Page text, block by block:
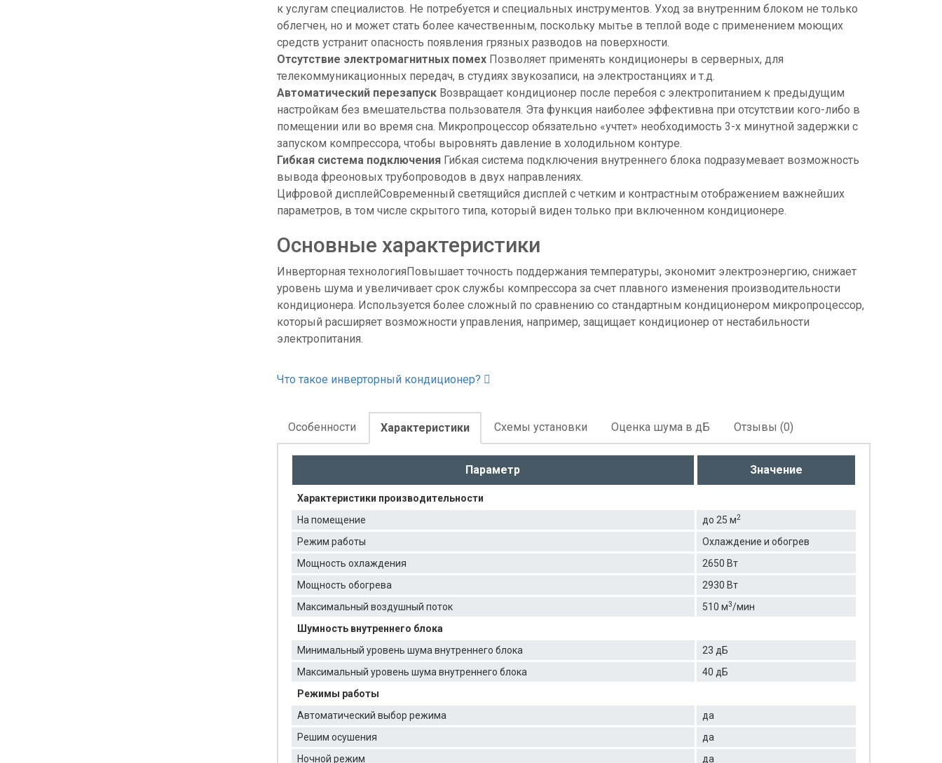
к услугам специалистов. Не потребуется и специальных инструментов. Уход за внутренним блоком не только
облегчен, но и может стать более качественным, поскольку мытье в теплой воде с применением моющих
средств устранит опасность появления грязных разводов на поверхности.
Отсутствие электромагнитных помех Позволяет применять кондиционеры в серверных, для
телекоммуникационных передач, в студиях звукозаписи, на электростанциях и т.д.
Автоматический перезапуск Возвращает кондиционер после перебоя с электропитанием к предыдущим
настройкам без вмешательства пользователя. Эта функция наиболее эффективна при отсутствии кого-либо в
помещении или во время сна. Микропроцессор обязательно «учтет» необходимость 3-х минутной задержки с
запуском компрессора, чтобы выровнять давление в холодильном контуре.
Гибкая система подключения Гибкая система подключения внутреннего блока подразумевает возможность
вывода фреоновых трубопроводов в двух направлениях.
Цифровой дисплейСовременный светящийся дисплей с четким и контрастным отображением важнейших
параметров, в том числе скрытого типа, который виден только при включенном кондиционере.
Основные характеристики
Инверторная технологияПовышает точность поддержания температуры, экономит электроэнергию, снижает
уровень шума и увеличивает срок службы компрессора за счет плавного изменения производительности
кондиционера. Используется более сложный по сравнению со стандартным кондиционером микропроцессор,
который расширяет возможности управления, например, защищает кондиционер от нестабильности
электропитания.
Что такое инверторный кондиционер?
Особенности Характеристики Схемы установки Оценка шума в дБ Отзывы (0)
Параметр Значение
Характеристики производительности
На помещение
до 25 м2
Режим работы
Охлаждение и обогрев
Мощность охлаждения
2650 Вт
Мощность обогрева
2930 Вт
Максимальный воздушный поток
510 м3/мин
Шумность внутреннего блока
Минимальный уровень шума внутреннего блока
23 дБ
Максимальный уровень шума внутреннего блока
40 дБ
Режимы работы
Автоматический выбор режима
да
Решим осушения
да
Ночной режим
да